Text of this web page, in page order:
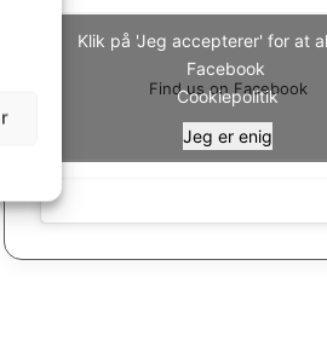
Find us on Facebook
Klik på 'Jeg accepterer' for at
Facebook
Cookiepolitik
Jeg er enig